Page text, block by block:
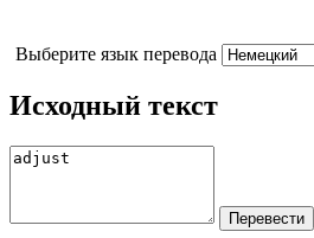
Выберите язык перевода
Исходный текст